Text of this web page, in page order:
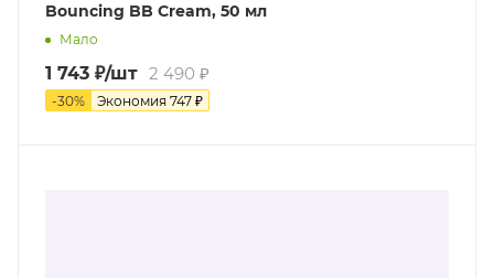
Bouncing BB Cream, 50 мл
Мало
1 743 ₽/шт 2 490 ₽
-30% Экономия 747 ₽